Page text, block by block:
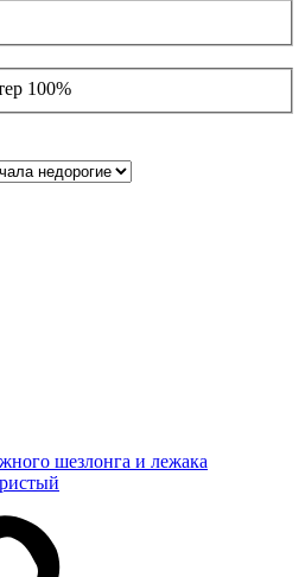
100%
шезлонга и лежака